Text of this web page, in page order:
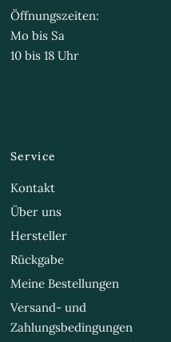
Öffnungszeiten:
Mo bis Sa
10 bis 18 Uhr
Service
Kontakt
Über uns
Hersteller
Rückgabe
Meine Bestellungen
Versand- und
Zahlungsbedingungen